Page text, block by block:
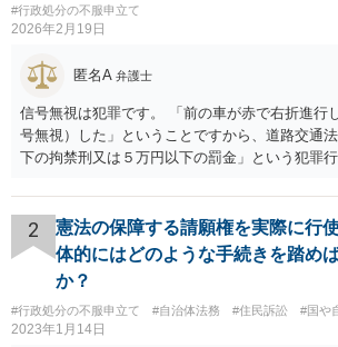
#行政処分の不服申立て
2026年2月19日
匿名A 弁護士
信号無視は犯罪です。 「前の車が赤で右折進行
号無視）した」ということですから、道路交通
下の拘禁刑又は５万円以下の罰金」という犯罪
ようとしまいと現行犯逮捕できるわけです。 そ
いと逮捕する」というのは、「現行犯逮捕して
科になる）にできるが、認めてサインすれば反
反則金があっても前科にならない）ですませて
す。 あなたはこの警察官を非難するのではなく
とです。 警察官の「こんな事を言うのだったら
い」との発言ですが、実際「前の車が赤で右折
2
憲法の保障する請願権を実際に行
体的にはどのような手続きを踏め
か？
#行政処分の不服申立て #自治体法務 #住民訴訟 #国や
2023年1月14日